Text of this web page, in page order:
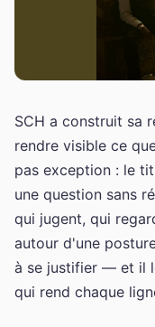
SCH a construit sa
rendre visible ce
pas exception : le
une question sans
qui jugent, qui
autour d'une
à se justifier — et il
qui rend chaque